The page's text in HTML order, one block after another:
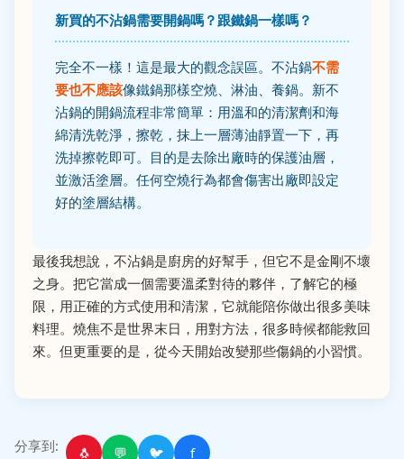
新買的不沾鍋需要開鍋嗎？跟鐵鍋一樣嗎？
完全不一樣！這是最大的觀念誤區。不沾鍋不需
要也不應該像鐵鍋那樣空燒、淋油、養鍋。新不
沾鍋的開鍋流程非常簡單：用溫和的清潔劑和海
綿清洗乾淨，擦乾，抹上一層薄油靜置一下，再
洗掉擦乾即可。目的是去除出廠時的保護油層，
並激活塗層。任何空燒行為都會傷害出廠即設定
好的塗層結構。
最後我想說，不沾鍋是廚房的好幫手，但它不是金剛不壞
之身。把它當成一個需要溫柔對待的夥伴，了解它的極
限，用正確的方式使用和清潔，它就能陪你做出很多美味
料理。燒焦不是世界末日，用對方法，很多時候都能救回
來。但更重要的是，從今天開始改變那些傷鍋的小習慣。
分享到: 🐧 💬 🐦 f